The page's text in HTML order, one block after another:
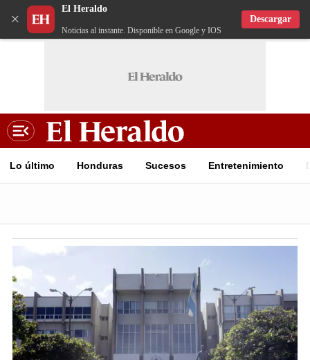
×
El Heraldo
Noticias al instante. Disponible en Google y IOS
Descargar
Lo último Honduras Sucesos Entretenimiento